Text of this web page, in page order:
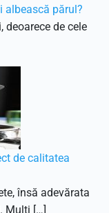
albească părul?
deoarece de cele
de calitatea
însă adevărata
Mulți […]